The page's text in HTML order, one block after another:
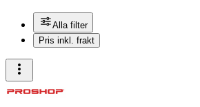
Alla filter
Pris inkl. frakt